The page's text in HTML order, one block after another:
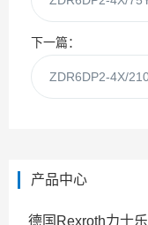
下一篇：
产品中心
德国Rexroth力士乐